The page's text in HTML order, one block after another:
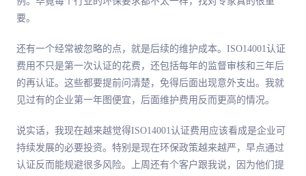
要。
还有一个经常被忽略的点，就是后续的维护成本。ISO14001认证
费用不只是第一次认证的花费，还包括每年的监督审核和三年后
的再认证。这些都要提前问清楚，免得后面出现意外支出。我就
见过有的企业第一年图便宜，后面维护费用反而更高的情况。
说实话，我现在越来越觉得ISO14001认证费用应该看成是企业可
持续发展的必要投资。特别是现在环保政策越来越严，早点通过
认证反而能规避很多风险。上周还有个客户跟我说，因为他们提